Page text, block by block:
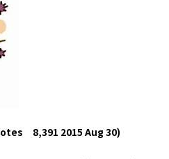
8,391 2015 Aug 30)